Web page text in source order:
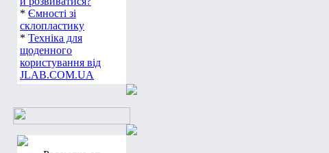
* Ємності зі
склопластику
* Техніка для
щоденного
користування від
JLAB.COM.UA